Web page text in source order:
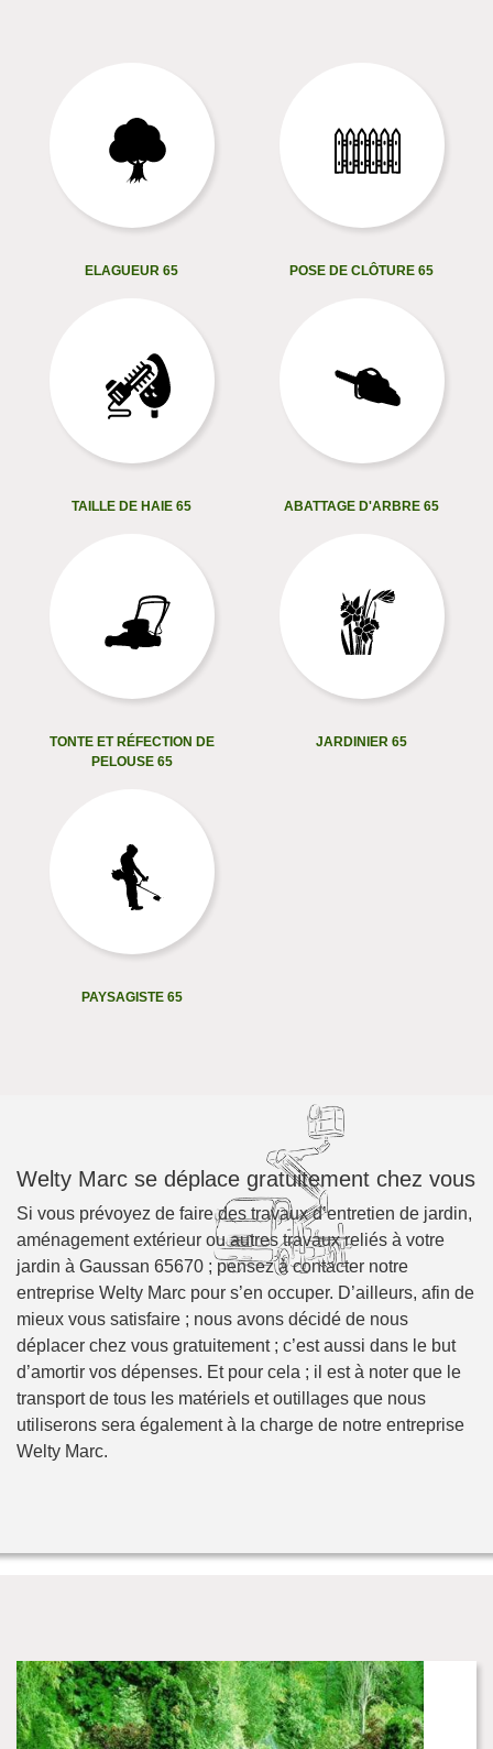
ELAGUEUR 65 POSE DE CLÔTURE 65
TAILLE DE HAIE 65 ABATTAGE D'ARBRE 65
TONTE ET RÉFECTION DE
PELOUSE 65
JARDINIER 65
PAYSAGISTE 65
Welty Marc se déplace gratuitement chez vous
Si vous prévoyez de faire des travaux d’entretien de jardin,
aménagement extérieur ou autres travaux reliés à votre
jardin à Gaussan 65670 ; pensez à contacter notre
entreprise Welty Marc pour s’en occuper. D’ailleurs, afin de
mieux vous satisfaire ; nous avons décidé de nous
déplacer chez vous gratuitement ; c’est aussi dans le but
d’amortir vos dépenses. Et pour cela ; il est à noter que le
transport de tous les matériels et outillages que nous
utiliserons sera également à la charge de notre entreprise
Welty Marc.